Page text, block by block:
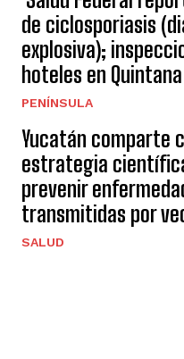
de ciclosporiasis
explosiva);
hoteles en Quintana
PENÍNSULA
Yucatán comparte
estrategia
prevenir
transmitidas por
SALUD